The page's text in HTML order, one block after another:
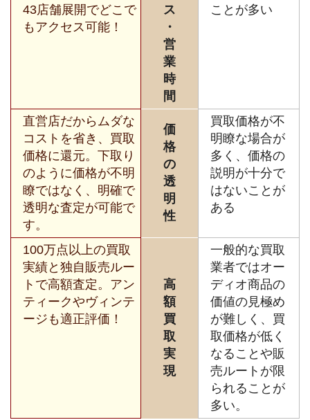
43店舗展開でどこで
もアクセス可能！
ス
・
営
業
時
間
ことが多い
直営店だからムダな
コストを省き、買取
価格に還元。下取り
のように価格が不明
瞭ではなく、明確で
透明な査定が可能で
す。
価
格
の
透
明
性
買取価格が不
明瞭な場合が
多く、価格の
説明が十分で
はないことが
ある
100万点以上の買取
実績と独自販売ルー
トで高額査定。アン
ティークやヴィンテ
ージも適正評価！
高
額
買
取
実
現
一般的な買取
業者ではオー
ディオ商品の
価値の見極め
が難しく、買
取価格が低く
なることや販
売ルートが限
られることが
多い。